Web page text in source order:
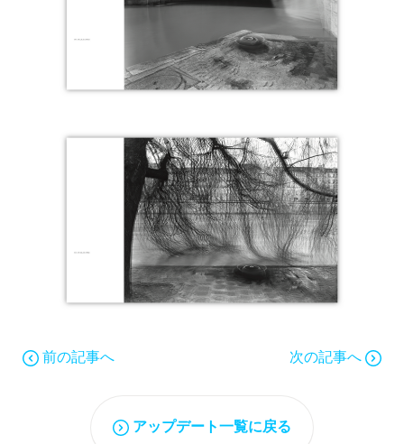
前の記事へ 次の記事へ
アップデート一覧に戻る